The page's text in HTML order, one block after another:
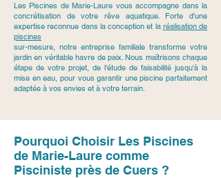
Les Piscines de Marie-Laure vous accompagne dans la
concrétisation de votre rêve aquatique. Forte d'une
expertise reconnue dans la conception et la réalisation de
piscines
sur-mesure, notre entreprise familiale transforme votre
jardin en véritable havre de paix. Nous maîtrisons chaque
étape de votre projet, de l'étude de faisabilité jusqu'à la
mise en eau, pour vous garantir une piscine parfaitement
adaptée à vos envies et à votre terrain.
Pourquoi Choisir Les Piscines
de Marie-Laure comme
Pisciniste près de Cuers ?